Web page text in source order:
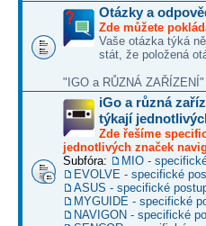
Otázky a
Zde můžete
Vaše otázka týká
stát, že položená
"IGO a RŮZNÁ ZAŘÍZENÍ"
iGo a různá
týkají
Zde řešíme
jednotlivých značek
Subfóra:
MIO -
EVOLVE - specifické
ASUS - specifické
MYGUIDE - specifické
NAVIGON - specifické